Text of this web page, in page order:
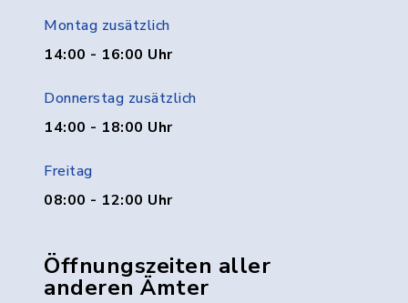
Montag zusätzlich
14:00 - 16:00 Uhr
Donnerstag zusätzlich
14:00 - 18:00 Uhr
Freitag
08:00 - 12:00 Uhr
Öffnungszeiten aller
anderen Ämter